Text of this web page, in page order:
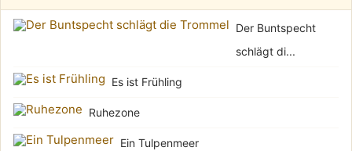
Der Buntspecht
schlägt di...
Es ist Frühling
Ruhezone
Ein Tulpenmeer